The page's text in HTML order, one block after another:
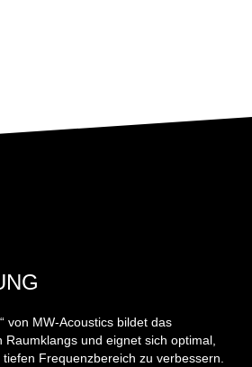
von MW-Acoustics bildet das
und eignet sich optimal,
Frequenzbereich zu verbessern.